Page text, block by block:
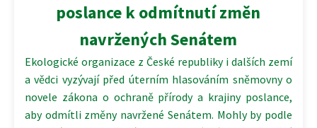
poslance k odmítnutí změn
navržených Senátem
Ekologické organizace z České republiky i dalších zemí
a vědci vyzývají před úterním hlasováním sněmovny o
novele zákona o ochraně přírody a krajiny poslance,
aby odmítli změny navržené Senátem. Mohly by podle